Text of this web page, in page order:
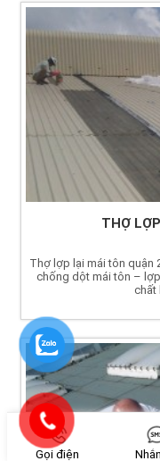
THỢ
Thợ lợp lại mái tôn quận
chống dột mái tôn –
chất
Gọi điện